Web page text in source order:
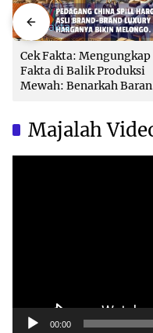
Cek Fakta
Cek Fakta: Mengungkap
Fakta di Balik Produksi
Mewah: Benarkah
Majalah
00:00